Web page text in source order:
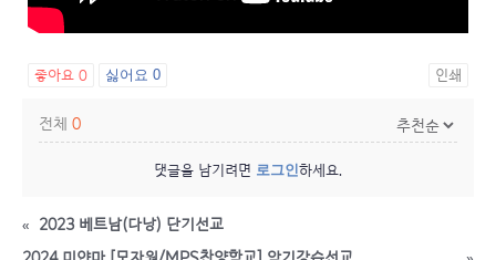
좋아요 0 싫어요 0 인쇄
전체 0
댓글을 남기려면 로그인하세요.
« 2023 베트남(다낭) 단기선교